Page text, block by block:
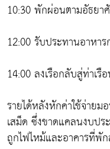
10:30 พักผ่อนตามอัธยา
12:00 รับประทานอาหา
14:00 ลงเรือกลับสู่ท่าเ
รายได้หลังหักค่าใช้จ่ายม
เสม็ด ซึ่งขาดแคลนงบปร
ถูกไฟไหม้และอาคารที่พั